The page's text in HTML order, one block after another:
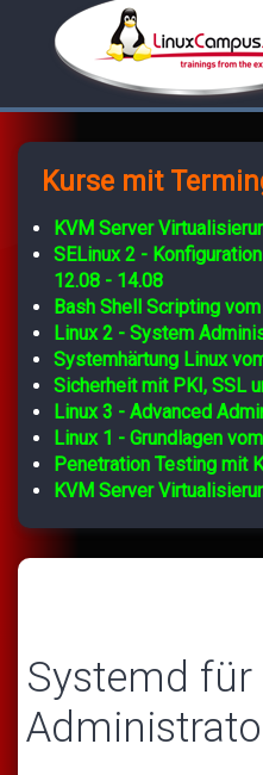
Kurse mit
KVM Server
SELinux 2 -
12.08 - 14.08
Bash Shell Scripting
Linux 2 - System
Systemhärtung Linux
Sicherheit mit PKI, SSL
Linux 3 - Advanced
Linux 1 - Grundlagen
Penetration Testing mit
KVM Server
Systemd für